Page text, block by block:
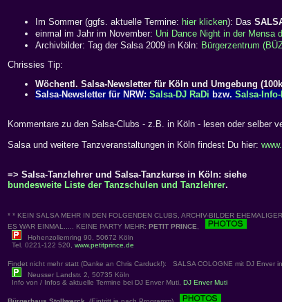
Im Sommer (ggfs. aktuelle Termine: hier klicken): Das
einmal im Jahr im November: Uni Dance Night in der Mensa
Archivbilder: Tag der Salsa 2009 in Köln: Bürgerzentrum
Chrissies Tip:
Wöchentl. Salsa-Newsletter für Köln und Umgebung
Salsa-Newsletter für NRW: Salsa-DJ RaDi bzw. Salsa-Info-
Kommentare zu den Salsa-Clubs - z.B. in Köln - lesen oder selber
Salsa und weitere Tanzveranstaltungen in Köln findest Du hier:
=> Salsa-Tanzlehrer und Salsa-Tanzkurse in Köln: siehe
bundesweite Liste der Tanzschulen und Tanzlehrer.
* * KEIN SALSA MEHR IN DEN FOLGENDEN CLUBS, ARCHIV-BILDER
ES WAR EINMAL..... KEINE PARTY MEHR: PETIT PRINCE,
Hohenzollernring 90, 50672 Köln
Tel. 0221-122 520, www.petitprince.de
Findet nicht mehr statt (Danke an Chris Carduck!): SALSA COLOGNE mit DJ Enver
Neusser Landstr. 2, 50735 Köln
Info von / Infos & aktuelle Termine bei DJ Enver Muti, DJ Enver Muti